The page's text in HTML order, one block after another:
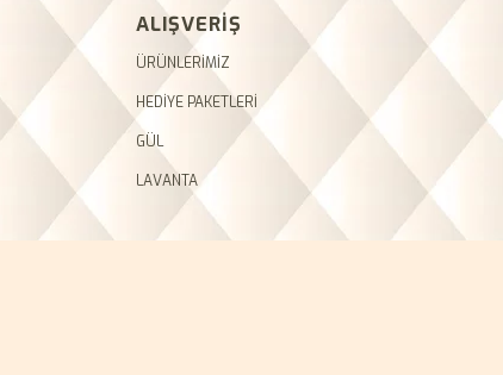
ALIŞVERİŞ
ÜRÜNLERİMİZ
HEDİYE PAKETLERİ
GÜL
LAVANTA